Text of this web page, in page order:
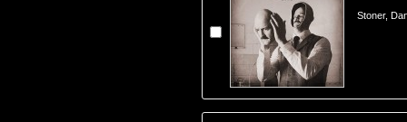
Stoner,